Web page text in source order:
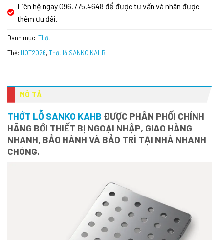
Liên hệ ngay 096.775.4648 để được tư vấn và nhận được
thêm ưu đãi.
Danh mục: Thớt
Thẻ: HOT2026,Thớt lỗ SANKO KAHB
MÔ TẢ
THỚT LỖ SANKO KAHB ĐƯỢC PHÂN PHỐI CHÍNH
HÃNG BỚI THIẾT BỊ NGOẠI NHẬP, GIAO HÀNG
NHANH, BẢO HÀNH VÀ BẢO TRÌ TẠI NHÀ NHANH
CHÓNG.